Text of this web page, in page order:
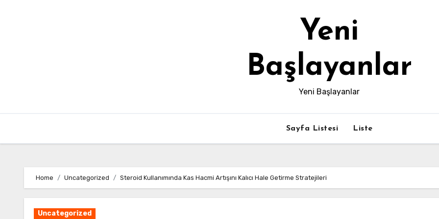
Yeni
Başlayanlar
Yeni Başlayanlar
Sayfa Listesi Liste
Home Uncategorized Steroid Kullanımında Kas Hacmi Artışını Kalıcı Hale Getirme Stratejileri
Uncategorized